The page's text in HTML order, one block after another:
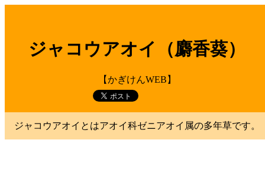
ジャコウアオイ（麝香葵）
【かぎけんWEB】
ジャコウアオイとはアオイ科ゼニアオイ属の多年草です。